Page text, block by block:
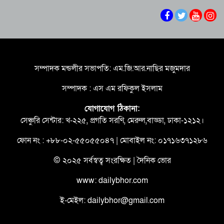
দেশের ৪ বিভাগে ভারী বর্ষণের সতর্কবার্তা
ভেঙেছি আমরা -তথ্য ও সম্প্রচার মন্ত্রী
ভারপ্রাপ্ত রাষ্ট্রপতিকে শুভেচ্ছা ও অভিনন্দন জানালেন
বরিশাল-৫ আসনের সংসদ সদস্য অ্যাডভোকেট মো.
মজিবর রহমান সরোওয়ার
বিএনপির নির্বাচনী ইশতেহার বাস্তবায়নে আমলাতান্ত্রিক
জটিলতা পরিহার করে দ্রুত কার্যকর ব্যবস্থা গ্রহনের
নির্দেশ: জনপ্রশাসন উপদেষ্টা
জুলাই গণঅভ্যুত্থান দিবসে বেনাপোল বন্দরে আমদানি-
রপ্তানি বন্ধ, স্বাভাবিক যাত্রী পারাপার
সম্পাদক মন্ডলীর সভাপতি: এম.জি.আর.নাছির মজুমদার
সম্পাদক : এস এম রফিকুল ইসলাম
যোগাযোগ ঠিকানা:
সেঞ্চুরি সেন্টার: খ-২২৫, প্রগতি সরণি, মেরুল,বাড্ডা, ঢাকা-১২১২।
ফোন নং : +৮৮-০২-৫৫০৫৫০৪৭ | মোবাইল নং: ০১৭১৬৩৭১২৮৬
© ২০২৫ সর্বস্বত্ব সংরক্ষিত | দৈনিক ভোর
www: dailybhor.com
ই-মেইল: dailybhor@gmail.com